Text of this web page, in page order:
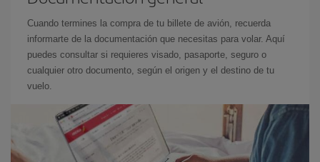
Cuando termines la compra de tu billete de avión, recuerda
informarte de la documentación que necesitas para volar. Aquí
puedes consultar si requieres visado, pasaporte, seguro o
cualquier otro documento, según el origen y el destino de tu
vuelo.